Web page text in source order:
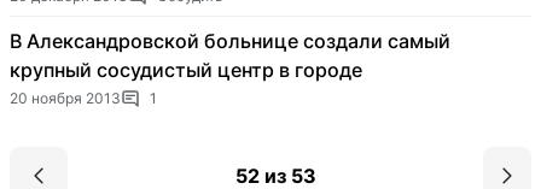
В Александровской больнице создали самый
крупный сосудистый центр в городе
20 ноября 2013 1
52 из 53